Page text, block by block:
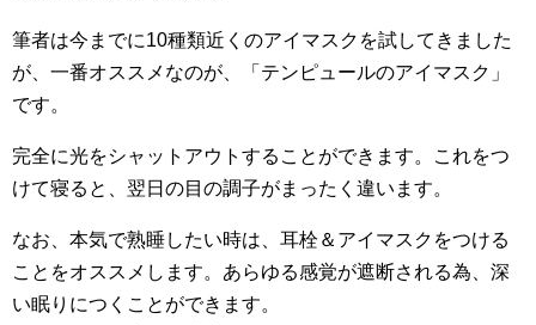
筆者は今までに10種類近くのアイマスクを試してきました
が、一番オススメなのが、「テンピュールのアイマスク」
です。
完全に光をシャットアウトすることができます。これをつ
けて寝ると、翌日の目の調子がまったく違います。
なお、本気で熟睡したい時は、耳栓＆アイマスクをつける
ことをオススメします。あらゆる感覚が遮断される為、深
い眠りにつくことができます。